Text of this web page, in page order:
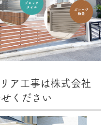
ア工事は株式会社
ください